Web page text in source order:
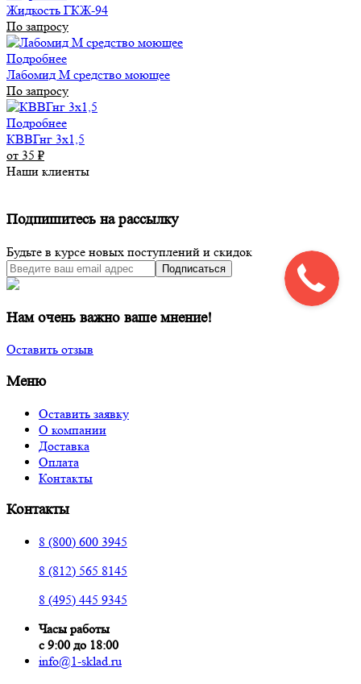
Жидкость ГКЖ-94
По запросу
Подробнее
Лабомид М средство моющее
По запросу
Подробнее
КВВГнг 3х1,5
от 35 ₽
Наши клиенты
Подпишитесь на рассылку
Будьте в курсе новых поступлений и скидок
Подписаться
Нам очень важно ваше мнение!
Оставить отзыв
Меню
Оставить заявку
О компании
Доставка
Оплата
Контакты
Контакты
8 (800) 600 3945
8 (812) 565 8145
8 (495) 445 9345
Часы работы
с 9:00 до 18:00
info@1-sklad.ru